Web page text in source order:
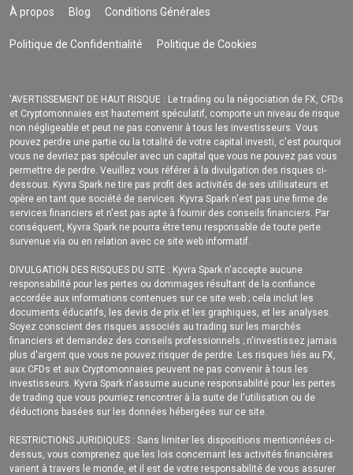
À propos Blog Conditions Générales
Politique de Confidentialité Politique de Cookies
'AVERTISSEMENT DE HAUT RISQUE : Le trading ou la négociation de FX, CFDs
et Cryptomonnaies est hautement spéculatif, comporte un niveau de risque
non négligeable et peut ne pas convenir à tous les investisseurs. Vous
pouvez perdre une partie ou la totalité de votre capital investi, c'est pourquoi
vous ne devriez pas spéculer avec un capital que vous ne pouvez pas vous
permettre de perdre. Veuillez vous référer à la divulgation des risques ci-
dessous. Kyvra Spark ne tire pas profit des activités de ses utilisateurs et
opère en tant que société de services. Kyvra Spark n'est pas une firme de
services financiers et n'est pas apte à fournir des conseils financiers. Par
conséquent, Kyvra Spark ne pourra être tenu responsable de toute perte
survenue via ou en relation avec ce site web informatif.
DIVULGATION DES RISQUES DU SITE : Kyvra Spark n'accepte aucune
responsabilité pour les pertes ou dommages résultant de la confiance
accordée aux informations contenues sur ce site web ; cela inclut les
documents éducatifs, les devis de prix et les graphiques, et les analyses.
Soyez conscient des risques associés au trading sur les marchés
financiers et demandez des conseils professionnels ; n'investissez jamais
plus d'argent que vous ne pouvez risquer de perdre. Les risques liés au FX,
aux CFDs et aux Cryptomonnaies peuvent ne pas convenir à tous les
investisseurs. Kyvra Spark n'assume aucune responsabilité pour les pertes
de trading que vous pourriez rencontrer à la suite de l'utilisation ou de
déductions basées sur les données hébergées sur ce site.
RESTRICTIONS JURIDIQUES : Sans limiter les dispositions mentionnées ci-
dessus, vous comprenez que les lois concernant les activités financières
varient à travers le monde, et il est de votre responsabilité de vous assurer